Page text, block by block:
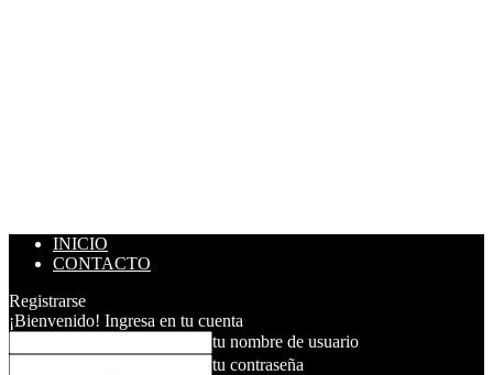
INICIO
CONTACTO
Registrarse
¡Bienvenido! Ingresa en tu cuenta
tu nombre de usuario
tu contraseña